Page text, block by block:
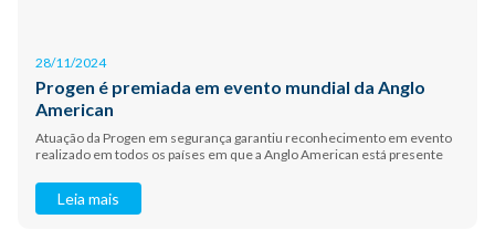
28/11/2024
Progen é premiada em evento mundial da Anglo
American
Atuação da Progen em segurança garantiu reconhecimento em evento
realizado em todos os países em que a Anglo American está presente
Leia mais